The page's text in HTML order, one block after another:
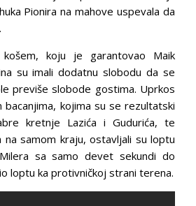
Pionira na mahove uspevala da
koju je garantovao Maik
su imali dodatnu slobodu da se
previše slobode gostima. Uprkos
bacanjima, kojima su se rezultatski
kretnje Lazića i Gudurića, te
na samom kraju, ostavljali su loptu
sa samo devet sekundi do
loptu ka protivničkoj strani terena.